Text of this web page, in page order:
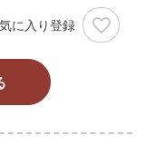
に入り登録